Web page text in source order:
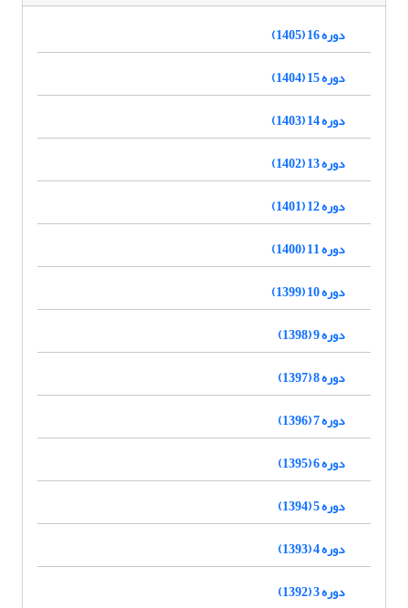
دوره 16 (1405)
دوره 15 (1404)
دوره 14 (1403)
دوره 13 (1402)
دوره 12 (1401)
دوره 11 (1400)
دوره 10 (1399)
دوره 9 (1398)
دوره 8 (1397)
دوره 7 (1396)
دوره 6 (1395)
دوره 5 (1394)
دوره 4 (1393)
دوره 3 (1392)